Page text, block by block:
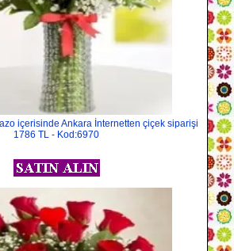
içerisinde Ankara İnternetten çiçek siparişi
1786 TL - Kod:6970